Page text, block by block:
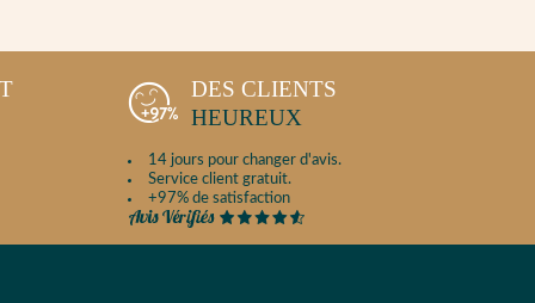
DES CLIENTS
HEUREUX
14 jours pour changer d'avis.
Service client gratuit.
+97% de satisfaction